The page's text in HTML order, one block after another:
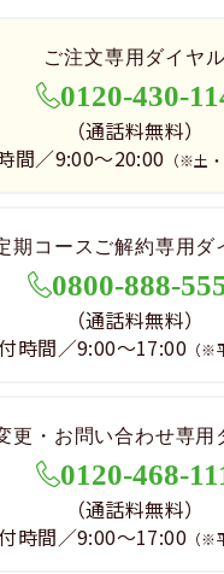
ご注文専用ダイヤル
0120-430-
（通話料無料）
間／9:00～20:00 （※土
期コースご解約専用ダ
0800-888-
（通話料無料）
時間／9:00～17:00 （※
更・お問い合わせ専用
0120-468-
（通話料無料）
時間／9:00～17:00 （※